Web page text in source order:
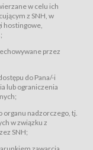
z dnia 18 lipca
z 2002 r., Nr 144, poz.
materiałów
Karnetów i Biletów,
w Sklepie.
(Dz.U. z 2002
są nieodpłatnie.
jest otwarty dla
w celu ich
z SNH, w
hostingowe,
przez
do Pana/-i
lub ograniczenia
organu nadzorczego, tj.
w związku z
SNH;